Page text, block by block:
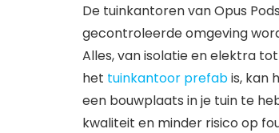
De tuinkantoren van Opus
gecontroleerde omgeving
Alles, van isolatie en elektra
het tuinkantoor prefabis, kan
een bouwplaats in je tuin te
kwaliteit en minder risico op